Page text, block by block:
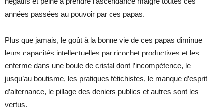
années passées au pouvoir par ces papas.
Plus que jamais, le goût à la bonne vie de ces papas diminue
leurs capacités intellectuelles par ricochet productives et les
enferme dans une boule de cristal dont l’incompétence, le
jusqu’au boutisme, les pratiques fétichistes, le manque d’esprit
d’alternance, le pillage des deniers publics et autres sont les
vertus.